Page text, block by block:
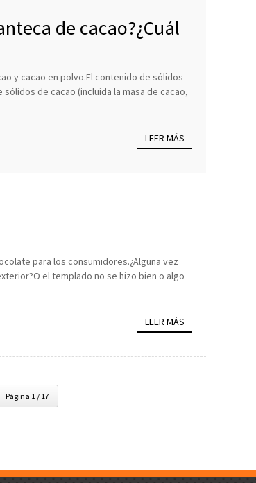
de cacao?¿Cuál
y cacao en polvo.El contenido de sólidos
de cacao (incluida la masa de cacao,
LEER MÁS
para los consumidores.¿Alguna vez
el templado no se hizo bien o algo
LEER MÁS
Página 1 / 17